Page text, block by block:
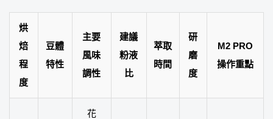
烘
焙
程
度
豆體
特性
主要
風味
調性
建議
粉液
比
萃取
時間
研
磨
度
M2 PRO
操作重點
花